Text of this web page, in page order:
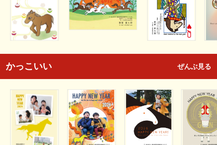
かっこいい ぜんぶ見る